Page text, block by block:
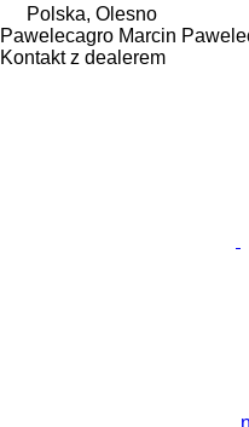
Polska, Olesno
Pawelecagro Marcin
Kontakt z dealerem